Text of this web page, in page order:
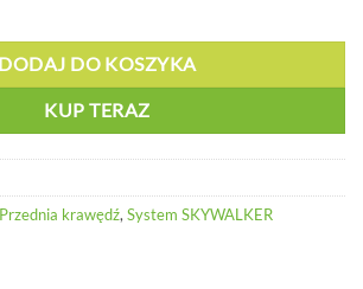
DODAJ DO KOSZYKA
KUP TERAZ
Przednia krawędź, System SKYWALKER